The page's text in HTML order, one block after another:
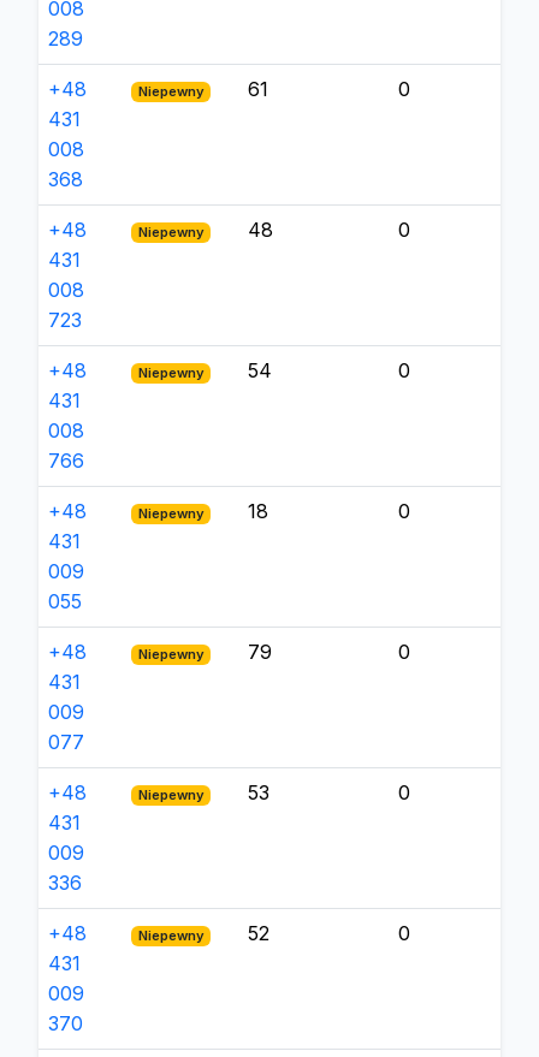
008
289
+48
431
008
368
Niepewny 61 0
+48
431
008
723
Niepewny 48 0
+48
431
008
766
Niepewny 54 0
+48
431
009
055
Niepewny 18 0
+48
431
009
077
Niepewny 79 0
+48
431
009
336
Niepewny 53 0
+48
431
009
370
Niepewny 52 0